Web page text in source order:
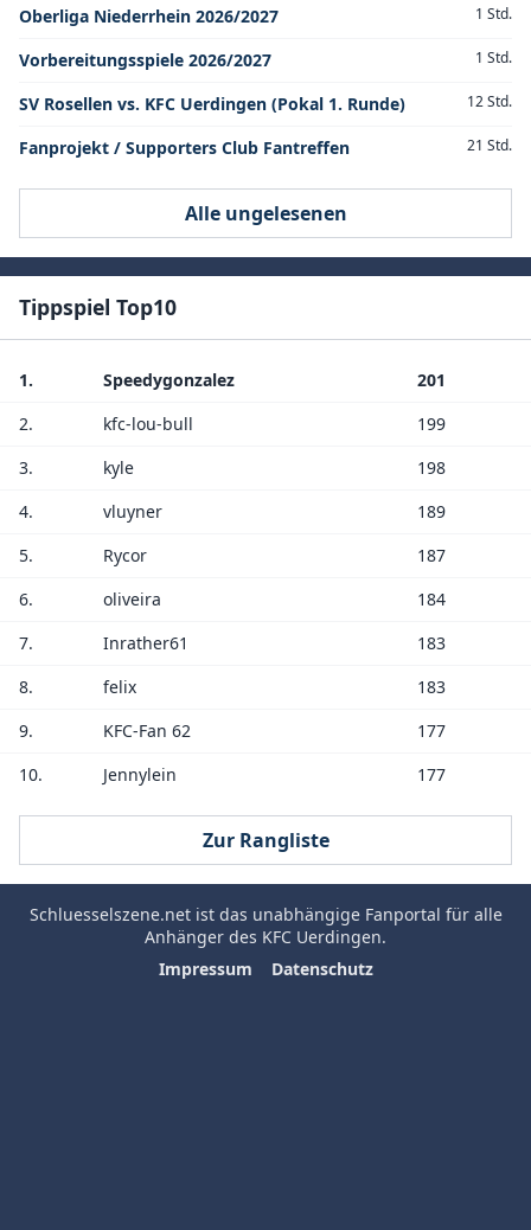
Oberliga Niederrhein 2026/2027 1 Std.
Vorbereitungsspiele 2026/2027 1 Std.
SV Rosellen vs. KFC Uerdingen (Pokal 1. Runde) 12 Std.
Fanprojekt / Supporters Club Fantreffen 21 Std.
Alle ungelesenen
Tippspiel Top10
1. Speedygonzalez
201
2.
kfc-lou-bull
199
3.
kyle
198
4.
vluyner
189
5.
Rycor
187
6.
oliveira
184
7.
Inrather61
183
8.
felix
183
9.
KFC-Fan 62
177
10.
Jennylein 177
Zur Rangliste
Schluesselszene.netist das unabhängige Fanportal für alle
Anhänger des KFC Uerdingen.
Impressum
Datenschutz